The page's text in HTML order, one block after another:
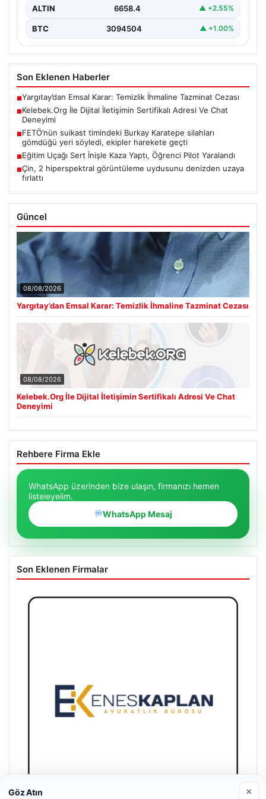
ALTIN 6658.4 ▲ +2.55%
BTC 3094504 ▲ +1.00%
Son Eklenen Haberler
■Yargıtay’dan Emsal Karar: Temizlik İhmaline Tazminat Cezası
■Kelebek.Org İle Dijital İletişimin Sertifikalı Adresi Ve Chat
Deneyimi
■FETÖ’nün suikast timindeki Burkay Karatepe silahları
gömdüğü yeri söyledi, ekipler harekete geçti
■Eğitim Uçağı Sert İnişle Kaza Yaptı, Öğrenci Pilot Yaralandı
■Çin, 2 hiperspektral görüntüleme uydusunu denizden uzaya
fırlattı
Güncel
08/08/2026
Yargıtay’dan Emsal Karar: Temizlik İhmaline Tazminat Cezası
08/08/2026
Kelebek.Org İle Dijital İletişimin Sertifikalı Adresi Ve Chat
Deneyimi
Rehbere Firma Ekle
WhatsApp üzerinden bize ulaşın, firmanızı hemen
listeleyelim.
WhatsApp Mesaj
Son Eklenen Firmalar
Göz Atın ×